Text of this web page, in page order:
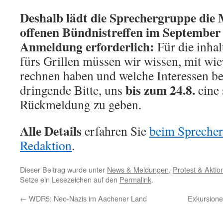
Deshalb lädt die Sprechergruppe die
offenen Bündnistreffen im
Anmeldung erforderlich: Für die
fürs Grillen müssen wir wissen, mit
rechnen haben und welche Interessen
dringende Bitte, uns bis zum 24.8.
Rückmeldung zu geben.
Alle Detailserfahren Siebeim
Redaktion.
Dieser Beitrag wurde unter News & Meldungen, Protest &
Setze ein Lesezeichen auf den Permalink.
← WDR5: Neo-Nazis im Aachener Land